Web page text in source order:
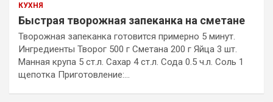
КУХНЯ
Быстрая творожная запеканка на сметане
Творожная запеканка готовится примерно 5 минут.
Ингредиенты Творог 500 г Сметана 200 г Яйца 3 шт.
Манная крупа 5 ст.л. Сахар 4 ст.л. Сода 0.5 ч.л. Соль 1
щепотка Приготовление:…